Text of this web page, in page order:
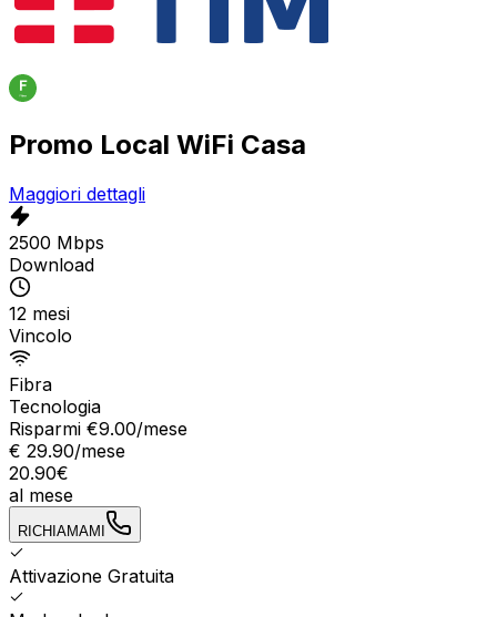
Promo Local WiFi Casa
Maggiori dettagli
2500 Mbps
Download
12 mesi
Vincolo
Fibra
Tecnologia
Risparmi €9.00/mese
€ 29.90/mese
20.90€
al mese
RICHIAMAMI
Attivazione Gratuita